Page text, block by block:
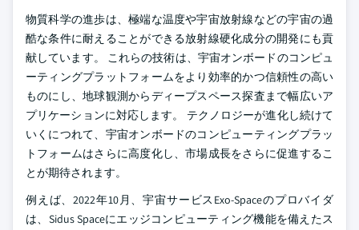
物質科学の進歩は、極端な温度や宇宙放射線などの宇宙の過
酷な条件に耐えることができる放射線硬化成分の開発にも貢
献しています。 これらの技術は、宇宙オンボードのコンピュ
ーティングプラットフォームをより効率的かつ信頼性の高い
ものにし、地球観測からディープスペース探査まで幅広いア
プリケーションに対応します。 テクノロジーが進化し続けて
いくにつれて、宇宙オンボードのコンピューティングプラッ
トフォームはさらに高度化し、市場成長をさらに促進するこ
とが期待されます。
例えば、2022年10月、宇宙サービスExo-Spaceのプロバイダ
は、Sidus Spaceにエッジコンピューティング機能を備えたス